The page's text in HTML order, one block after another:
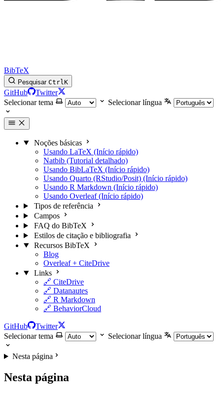
BibTeX
Pesquisar CtrlK
GitHub
Twitter
Selecionar tema
Selecionar língua
Noções básicas
Usando LaTeX (Início rápido)
Natbib (Tutorial detalhado)
Usando BibLaTeX (Início rápido)
Usando Quarto (RStudio/Posit) (Início rápido)
Usando R Markdown (Início rápido)
Usando Overleaf (Início rápido)
Tipos de referência
Campos
FAQ do BibTeX
Estilos de citação e bibliografia
Recursos BibTeX
Blog
Overleaf + CiteDrive
Links
🔗 CiteDrive
🔗 Datanautes
🔗 R Markdown
🔗 BehaviorCloud
GitHub
Twitter
Selecionar tema
Selecionar língua
Nesta página
Nesta página